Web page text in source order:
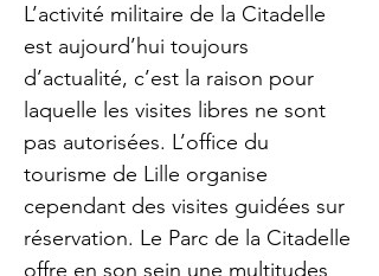
L’activité militaire de la Citadelle
est aujourd’hui toujours
d’actualité, c’est la raison pour
laquelle les visites libres ne sont
pas autorisées. L’office du
tourisme de Lille organise
cependant des visites guidées sur
réservation. Le Parc de la Citadelle
offre en son sein une multitudes